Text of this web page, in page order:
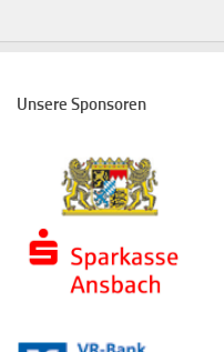
Unsere Sponsoren